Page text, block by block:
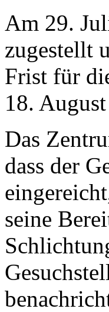
Am 29.
zugestellt
Frist für
18.
Das
dass der
seine